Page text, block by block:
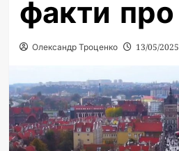
факти про
Олександр Троценко 13/05/2025